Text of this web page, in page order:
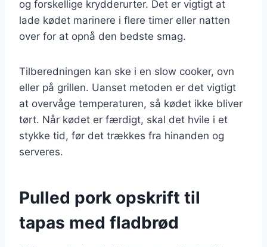
og forskellige krydderurter. Det er vigtigt at
lade kødet marinere i flere timer eller natten
over for at opnå den bedste smag.
Tilberedningen kan ske i en slow cooker, ovn
eller på grillen. Uanset metoden er det vigtigt
at overvåge temperaturen, så kødet ikke bliver
tørt. Når kødet er færdigt, skal det hvile i et
stykke tid, før det trækkes fra hinanden og
serveres.
Pulled pork opskrift til
tapas med fladbrød